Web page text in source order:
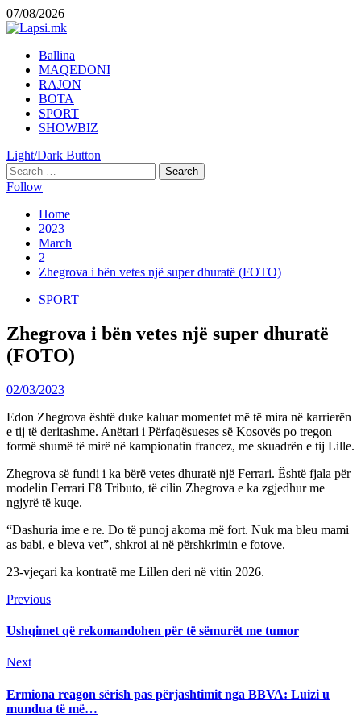
Skip
to
07/08/2026
Primary
Menu
Ballina
MAQEDONI
RAJON
BOTA
SPORT
SHOWBIZ
Light/Dark Button
Search
for:
Follow
Home
2023
March
2
Zhegrova i bën vetes një super dhuratë (FOTO)
SPORT
Zhegrova i bën vetes një super dhuratë
(FOTO)
02/03/2023
Edon Zhegrova është duke kaluar momentet më të mira në karrierën
e tij të deritashme. Anëtari i Përfaqësueses së Kosovës po tregon
formë shumë të mirë në kampionatin francez, me skuadrën e tij Lille.
Zhegrova së fundi i ka bërë vetes dhuratë një Ferrari. Është fjala për
modelin Ferrari F8 Tributo, të cilin Zhegrova e ka zgjedhur me
ngjyrë të kuqe.
“Dashuria ime e re. Do të punoj akoma më fort. Nuk ma bleu mami
as babi, e bleva vet”, shkroi ai në përshkrimin e fotove.
23-vjeçari ka kontratë me Lillen deri në vitin 2026.
Continue
Reading
PreviousPrevious
Ushqimet që rekomandohen për të sëmurët me tumor
NextNext
Ermiona reagon sërish pas përjashtimit nga BBVA: Luizi u
mundua të më…